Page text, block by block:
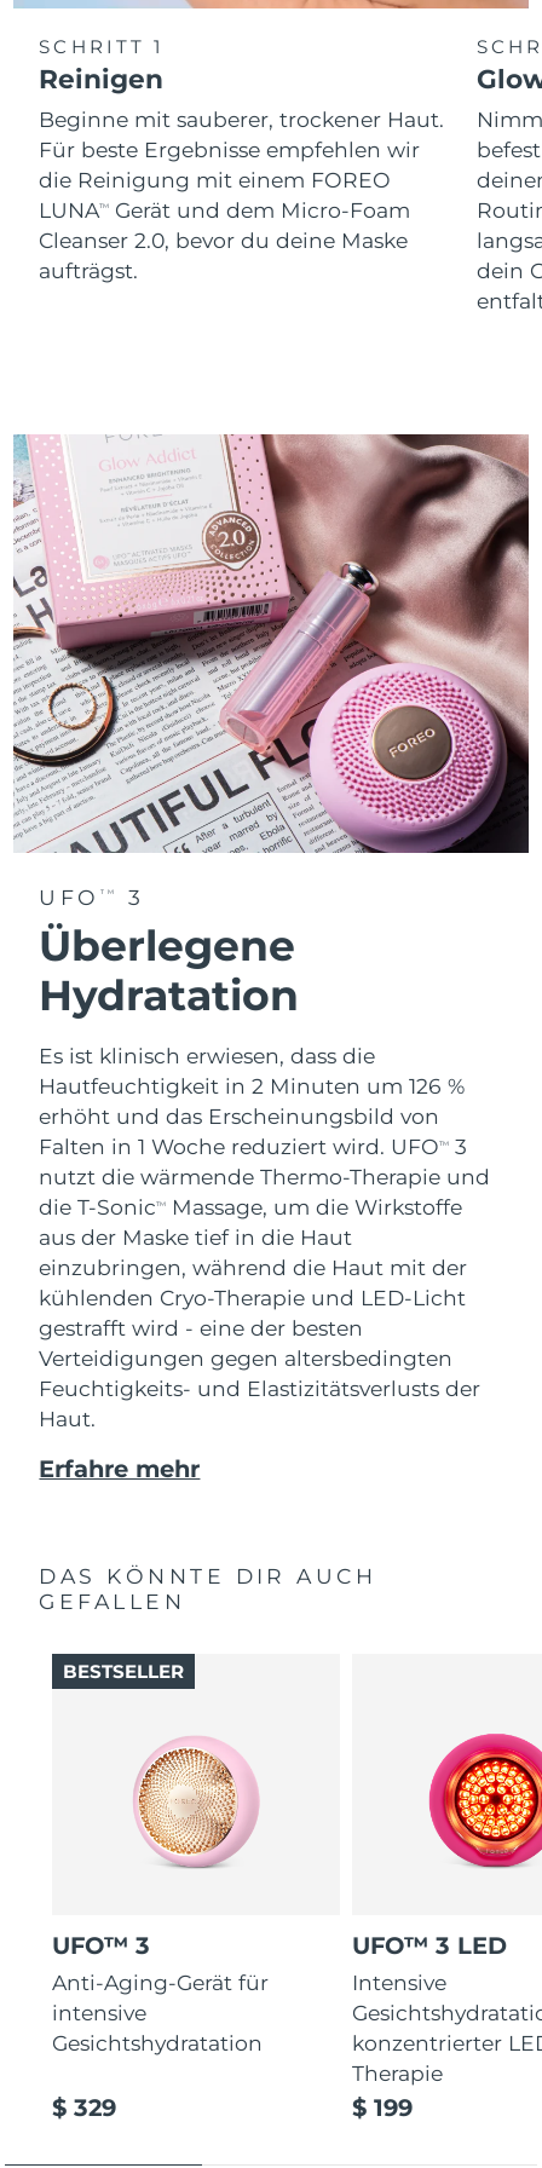
SCHRITT 1
Reinigen
Beginne mit sauberer, trockener Haut.
Für beste Ergebnisse empfehlen wir
die Reinigung mit einem FOREO
LUNATM
Gerät und dem Micro-Foam
Cleanser 2.0, bevor du deine Maske
aufträgst.
dein
UFO TM 3
Überlegene
Hydratation
Es ist klinisch erwiesen, dass die
Hautfeuchtigkeit in 2 Minuten um 126 %
erhöht und das Erscheinungsbild von
Falten in 1 Woche reduziert wird. UFOTM
3
nutzt die wärmende Thermo-Therapie und
die T-SonicTM
Massage, um die Wirkstoffe
aus der Maske tief in die Haut
einzubringen, während die Haut mit der
kühlenden Cryo-Therapie und LED-Licht
gestrafft wird - eine der besten
Verteidigungen gegen altersbedingten
Feuchtigkeits- und Elastizitätsverlusts der
Haut.
Erfahre mehr
DAS KÖNNTE DIR AUCH
GEFALLEN
UFO™ 3
Anti-Aging-Gerät für
intensive
Gesichtshydratation
$ 329
BESTSELLER
UFO™ 3 LED
Intensive
konzentrierter
Therapie
$ 199